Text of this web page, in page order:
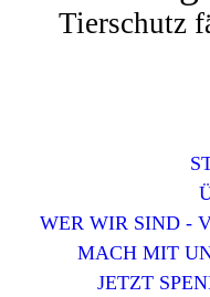
Tierschutz
WER WIR SIND -
MACH MIT
JETZT